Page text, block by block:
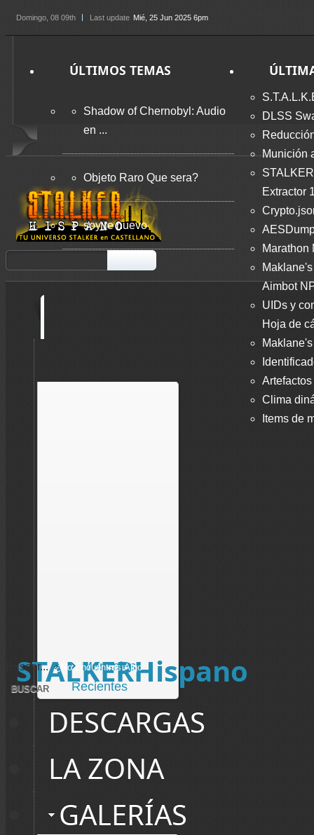
ÚLTIMOS TEMAS
Shadow of Chernobyl: Audio
en ...
Objeto Raro Que sera?
soy re nuevo
DLSS
Munición
Extractor
Marathon
Aimbot
UIDs y
Hoja de
Clima
Items de
STALKERHispano
Buscar...
Domingo , 08 09th Last update Mié, 25 Jun 2025 6pm
Mensajes
Recientes
DESCARGAS
LA ZONA
GALERÍAS